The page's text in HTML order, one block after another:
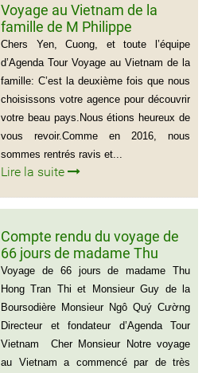
Voyage au Vietnam de la
famille de M Philippe
GROGNET
Chers Yen, Cuong, et toute l’équipe
d’Agenda Tour Voyage au Vietnam de la
famille: C’est la deuxième fois que nous
choisissons votre agence pour découvrir
votre beau pays.Nous étions heureux de
vous revoir.Comme en 2016, nous
sommes rentrés ravis et...
Lire la suite
Compte rendu du voyage de
66 jours de madame Thu
Hong Tran Thi et Monsieur
Guy de la Boursodière
Voyage de 66 jours de madame Thu
Hong Tran Thi et Monsieur Guy de la
Boursodière Monsieur Ngô Quý Cường
Directeur et fondateur d’Agenda Tour
Vietnam Cher Monsieur Notre voyage
au Vietnam a commencé par de très